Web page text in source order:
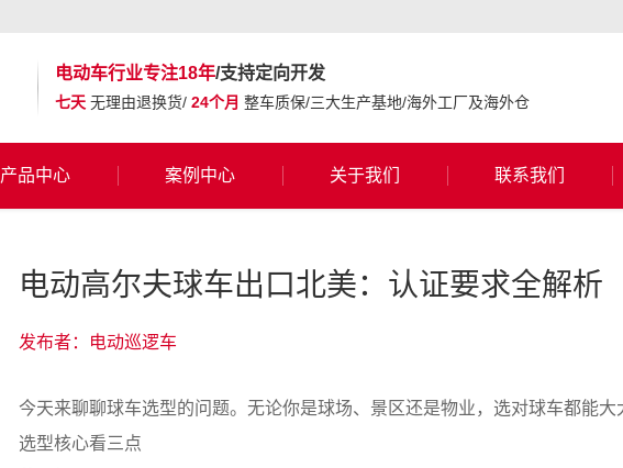
电动车行业专注18年/支持定向开发
七天 无理由退换货/ 24个月 整车质保/三大生产基地/海外工厂及海外仓
产品中心 案例中心 关于我们 联系我们
电动高尔夫球车出口北美：认证要求全解析
发布者：电动巡逻车
今天来聊聊球车选型的问题。无论你是球场、景区还是物业，选对球车都能大
选型核心看三点